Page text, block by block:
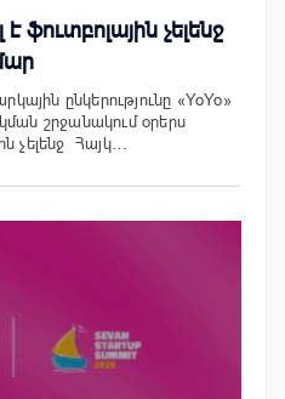
ֆուտբոլային չելենջ
ընկերությունը «YoYo»
շրջանակում օրերս
չելենջ Հայկ…